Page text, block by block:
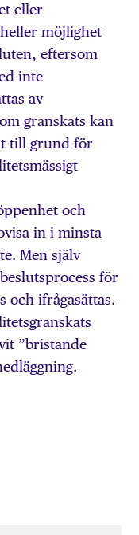
eller
möjlighet
eftersom
inte
av
granskats kan
till grund för
och
in i minsta
Men själv
för
och ifrågasättas.
”bristande